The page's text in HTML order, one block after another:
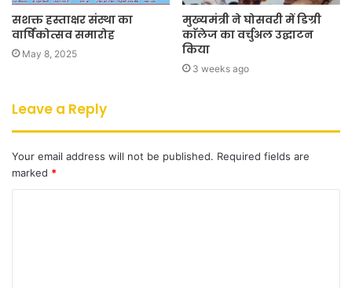
सशक्त हस्ताक्षर संस्था का
वार्षिकोत्सव समारोह
May 8, 2025
मुख्यमंत्री ने घोसवरी में डिग्री
काॅलेज का वर्चुअल उद्घाटन
किया
3 weeks ago
Leave a Reply
Your email address will not be published. Required fields are
marked *